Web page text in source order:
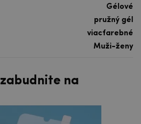
Gélové
pružný gél
viacfarebné
Muži-ženy
na